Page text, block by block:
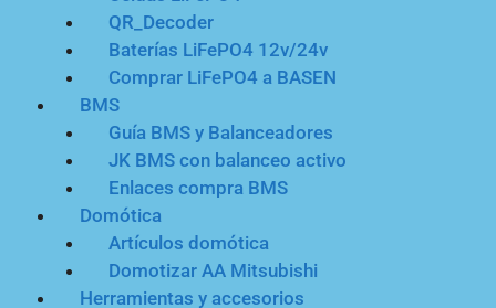
QR_Decoder
Baterías LiFePO4 12v/24v
Comprar LiFePO4 a BASEN
BMS
Guía BMS y Balanceadores
JK BMS con balanceo activo
Enlaces compra BMS
Domótica
Artículos domótica
Domotizar AA Mitsubishi
Herramientas y accesorios